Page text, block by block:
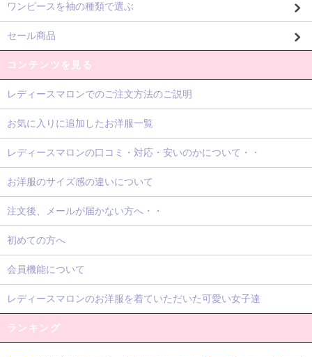
ワンピースを袖の種類で選ぶ
セール商品
コンテンツを見る
レディースマロンでのご注文方法のご説明
お気に入りに追加したお洋服一覧
レディースマロンの口コミ・対応・安いのかについて・・
お洋服のサイズ感の違いについて
注文後、メールが届かない方へ・・
初めての方へ
会員機能について
レディースマロンのお洋服を着ていただいた可愛い女子達
ランキング